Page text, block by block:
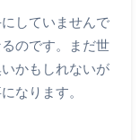
していませんで
のです。まだ世
かもしれないが
なります。